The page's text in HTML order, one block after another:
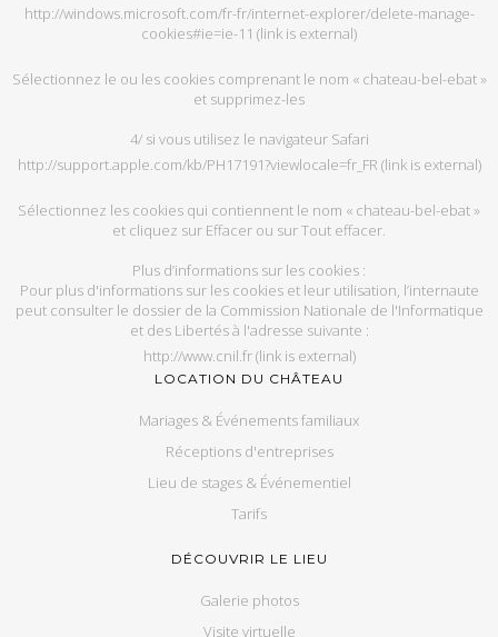
http://windows.microsoft.com/fr-fr/internet-explorer/delete-manage-
cookies#ie=ie-11 (link is external)
Sé­lec­tion­nez le ou les co­okies com­pre­nant le nom « chateau-bel-ebat »
et sup­pri­mez-les
4/ si vous uti­li­sez le na­vi­ga­teur Sa­fari
http://support.apple.com/kb/PH17191?viewlocale=fr_FR (link is external)
Sé­lec­tion­nez les co­okies qui contiennent le nom « chateau-bel-ebat »
et cli­quez sur Ef­fa­cer ou sur Tout ef­fa­cer.
Plus d’in­for­ma­tions sur les co­okies :
Pour plus d'in­for­ma­tions sur les co­okies et leur uti­li­sa­tion, l’in­ter­naute
peut consul­ter le dos­sier de la Com­mis­sion Na­tio­nale de l'In­for­ma­tique
et des Li­ber­tés à l'adresse sui­vante :
http://www.cnil.fr(link is external)
LOCATION DU CHÂTEAU
Mariages & Événements familiaux
Réceptions d'entreprises
Lieu de stages & Événementiel
Tarifs
DÉCOUVRIR LE LIEU
Galerie photos
Visite virtuelle